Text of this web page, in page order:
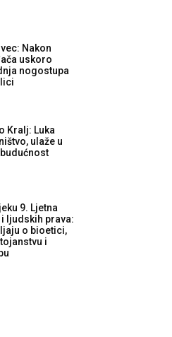
Nakon
uskoro
nogostupa
Kralj: Luka
ulaže u
9. Ljetna
ljudskih prava:
o bioetici,
i